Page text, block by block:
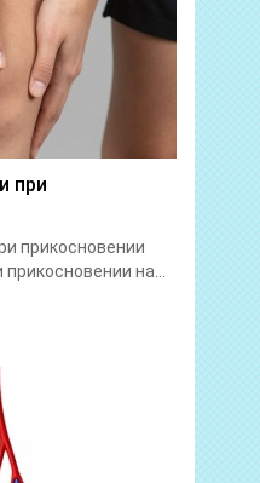
при
прикосновении
на...